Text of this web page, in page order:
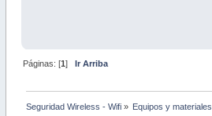
Páginas: [1 ]
Ir Arriba
Seguridad Wireless - Wifi» Equipos y materiales